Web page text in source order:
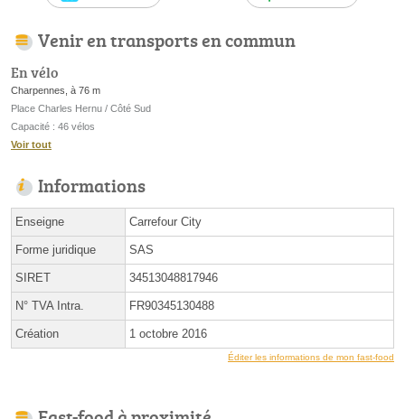
Venir en transports en commun
En vélo
Charpennes, à 76 m
Place Charles Hernu / Côté Sud
Capacité : 46 vélos
Voir tout
Informations
Enseigne Carrefour City
Forme juridique SAS
SIRET 34513048817946
N° TVA Intra. FR90345130488
Création 1 octobre 2016
Éditer les informations de mon fast-food